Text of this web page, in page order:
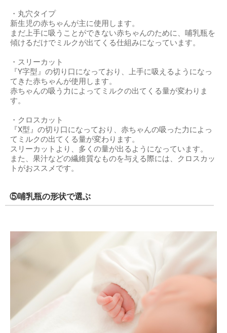
・丸穴タイプ
新生児の赤ちゃんが主に使用します。
まだ上手に吸うことができない赤ちゃんのために、哺乳瓶を
傾けるだけでミルクが出てくる仕組みになっています。
・スリーカット
『Y字型』の切り口になっており、上手に吸えるようになっ
てきた赤ちゃんが使用します。
赤ちゃんの吸う力によってミルクの出てくる量が変わりま
す。
・クロスカット
『X型』の切り口になっており、赤ちゃんの吸った力によっ
てミルクの出てくる量が変わります。
スリーカットより、多くの量が出るようになっています。
また、果汁などの繊維質なものを与える際には、クロスカッ
トがおススメです。
⑤哺乳瓶の形状で選ぶ